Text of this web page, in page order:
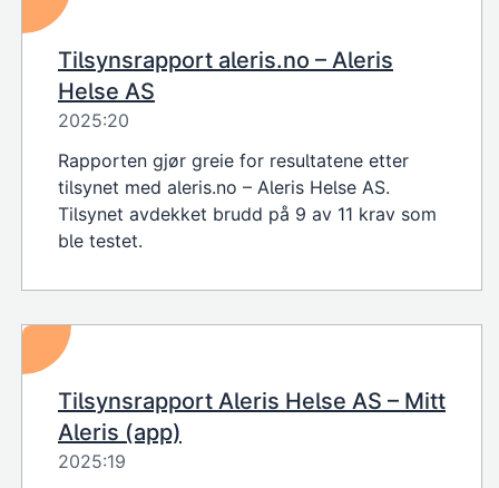
Tilsynsrapport aleris.no – Aleris
Helse AS
2025:20
Rapporten gjør greie for resultatene etter
tilsynet med aleris.no – Aleris Helse AS.
Tilsynet avdekket brudd på 9 av 11 krav som
ble testet.
Tilsynsrapport Aleris Helse AS – Mitt
Aleris (app)
2025:19